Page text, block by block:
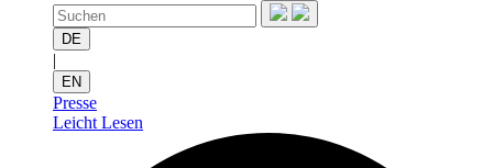
DE
|
EN
Presse
Leicht Lesen